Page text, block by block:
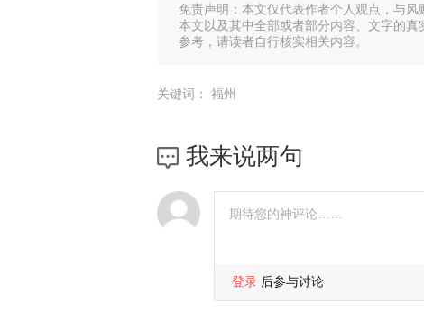
免责声明：本文仅代表作者个人观点，与
本文以及其中全部或者部分内容、文字的
参考，请读者自行核实相关内容。
关键词： 福州
我来说两句
登录 后参与讨论